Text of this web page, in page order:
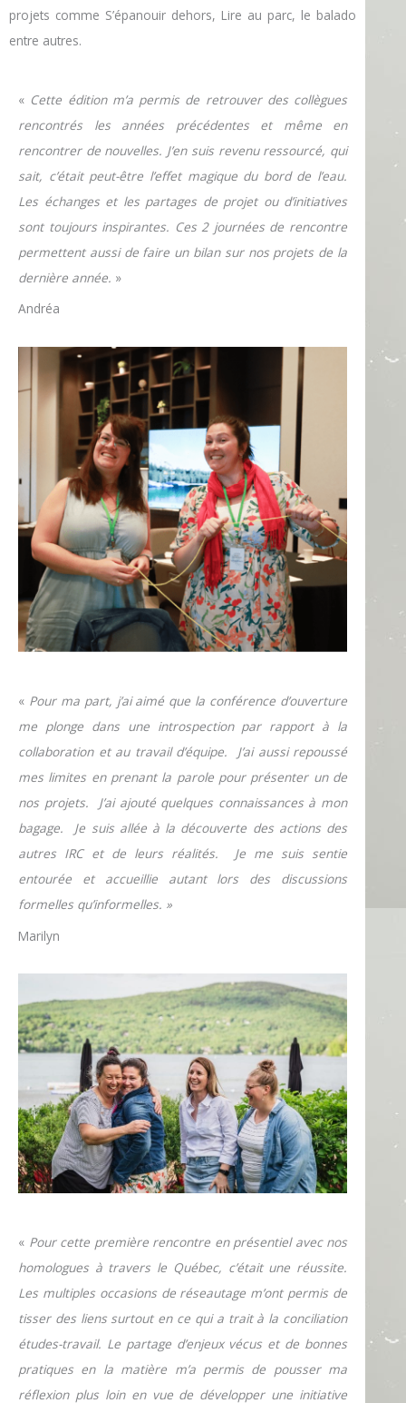
projets comme S’épanouir dehors, Lire au parc, le balado
entre autres.
« Cette édition m’a permis de retrouver des collègues
rencontrés les années précédentes et même en
rencontrer de nouvelles. J’en suis revenu ressourcé, qui
sait, c’était peut-être l’effet magique du bord de l’eau.
Les échanges et les partages de projet ou d’initiatives
sont toujours inspirantes. Ces 2 journées de rencontre
permettent aussi de faire un bilan sur nos projets de la
dernière année. »
Andréa
« Pour ma part, j’ai aimé que la conférence d’ouverture
me plonge dans une introspection par rapport à la
collaboration et au travail d’équipe. J’ai aussi repoussé
mes limites en prenant la parole pour présenter un de
nos projets. J’ai ajouté quelques connaissances à mon
bagage. Je suis allée à la découverte des actions des
autres IRC et de leurs réalités. Je me suis sentie
entourée et accueillie autant lors des discussions
formelles qu’informelles. »
Marilyn
« Pour cette première rencontre en présentiel avec nos
homologues à travers le Québec, c’était une réussite.
Les multiples occasions de réseautage m’ont permis de
tisser des liens surtout en ce qui a trait à la conciliation
études-travail. Le partage d’enjeux vécus et de bonnes
pratiques en la matière m’a permis de pousser ma
réflexion plus loin en vue de développer une initiative